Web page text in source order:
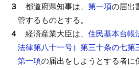
３ 都道府県知事は、 第一項の届出
管するものとする。
４ 経済産業大臣は、 住民基本台帳
法律第八十一号）第三十条の七第
第一項の届出をしようとする者に